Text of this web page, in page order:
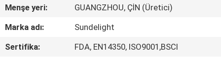
ÜRÜNLER
VİDEOLAR
Menşe yeri:
GUANGZHOU, ÇİN (Üretici)
Marka adı:
Sundelight
Sertifika:
FDA, EN14350, ISO9001,BSCI